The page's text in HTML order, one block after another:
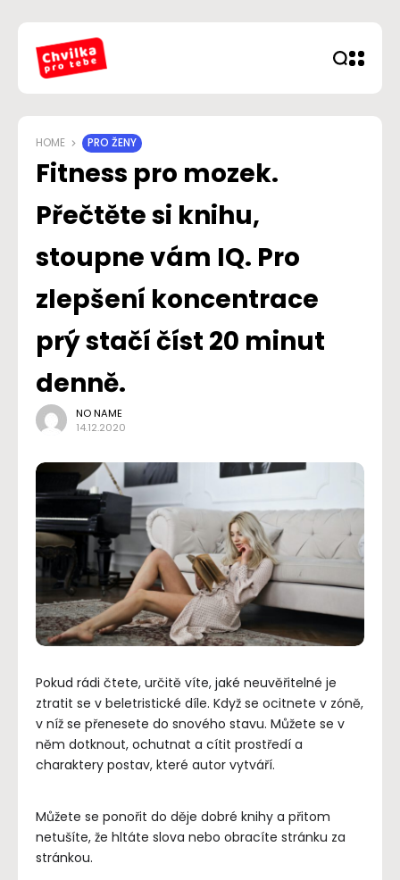
HOME PRO ŽENY
Fitness pro mozek.
Přečtěte si knihu,
stoupne vám IQ. Pro
zlepšení koncentrace
prý stačí číst 20 minut
denně.
NO NAME
14.12.2020
Pokud rádi čtete, určitě víte, jaké neuvěřitelné je
ztratit se v beletristické díle. Když se ocitnete v zóně,
v níž se přenesete do snového stavu. Můžete se v
něm dotknout, ochutnat a cítit prostředí a
charaktery postav, které autor vytváří.
Můžete se ponořit do děje dobré knihy a přitom
netušíte, že hltáte slova nebo obracíte stránku za
stránkou.